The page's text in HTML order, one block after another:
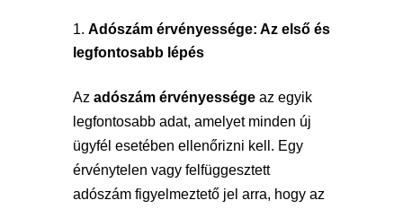
Adószám érvényessége: Az első és
legfontosabb lépés
Az adószám érvényességeaz egyik
legfontosabb adat, amelyet minden új
ügyfél esetében ellenőrizni kell. Egy
érvénytelen vagy felfüggesztett
adószám figyelmeztető jel arra, hogy az